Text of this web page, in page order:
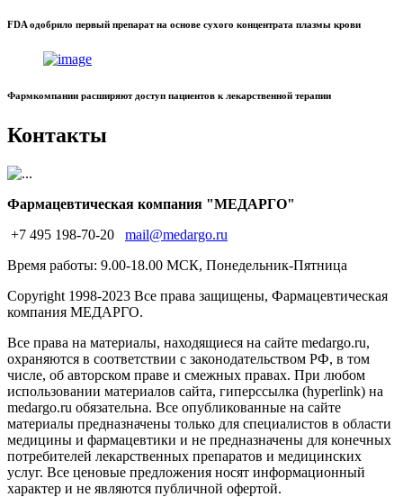
FDA одобрило первый препарат на основе сухого концентрата плазмы крови
Фармкомпании расширяют доступ пациентов к лекарственной терапии
Контакты
Фармацевтическая компания "МЕДАРГО"
+7 495 198-70-20
mail@medargo.ru
Время работы: 9.00-18.00 МСК, Понедельник-Пятница
Copyright 1998-2023 Все права защищены, Фармацевтическая
компания МЕДАРГО.
Все права на материалы, находящиеся на сайте medargo.ru,
охраняются в соответствии с законодательством РФ, в том
числе, об авторском праве и смежных правах. При любом
использовании материалов сайта, гиперссылка (hyperlink) на
medargo.ru обязательна. Все опубликованные на сайте
материалы предназначены только для специалистов в области
медицины и фармацевтики и не предназначены для конечных
потребителей лекарственных препаратов и медицинских
услуг. Все ценовые предложения носят информационный
характер и не являются публичной офертой.